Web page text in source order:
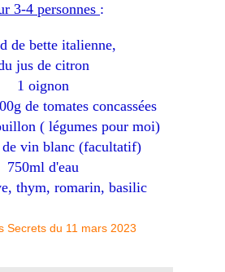
3-4 personnes :
de bette italienne,
jus de citron
1 oignon
de tomates concassées
( légumes pour moi)
de vin blanc (facultatif)
750ml d'eau
thym, romarin, basilic